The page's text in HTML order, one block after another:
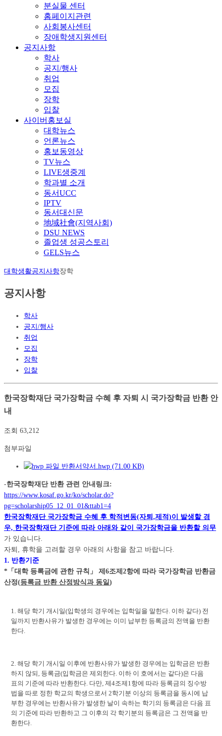
분실물 센터
홈페이지관련
사회봉사센터
장애학생지원센터
공지사항
학사
공지/행사
취업
모집
장학
입찰
사이버홍보실
대학뉴스
언론뉴스
홍보동영상
TV뉴스
LIVE생중계
학과별 소개
동서UCC
IPTV
동서대신문
地域社會(지역사회)
DSU NEWS
졸업생 성공스토리
GELS뉴스
대학생활공지사항장학
공지사항
학사
공지/행사
취업
모집
장학
입찰
한국장학재단 국가장학금 수혜 후 자퇴 시 국가장학금 반환 안
내
조회 63,212
첨부파일
반환서약서.hwp (71.00 KB)
-한국장학재단 반환 관련 안내링크:
https://www.kosaf.go.kr/ko/scholar.do?
pg=scholarship05_12_01_01&ttab1=4
한국장학재단 국가장학금 수혜 후 학적변동(자퇴,제적)이 발생할 경
우, 한국장학재단 기준에 따라 아래와 같이 국가장학금을 반환할 의무
가 있습니다.
자퇴, 휴학을 고려할 경우 아래의 사항을 참고 바랍니다.
1. 반환기준
*「대학 등록금에 관한 규칙」 제6조제2항에 따라 국가장학금 반환금
산정(등록금 반환 산정방식과 동일)
1. 해당 학기 개시일(입학생의 경우에는 입학일을 말한다. 이하 같다) 전
일까지 반환사유가 발생한 경우에는 이미 납부한 등록금의 전액을 반환
한다.
2. 해당 학기 개시일 이후에 반환사유가 발생한 경우에는 입학금은 반환
하지 않되, 등록금(입학금은 제외한다. 이하 이 호에서는 같다)은 다음
표의 기준에 따라 반환한다. 다만, 제4조제1항에 따라 등록금의 징수방
법을 따로 정한 학교의 학생으로서 2학기분 이상의 등록금을 동시에 납
부한 경우에는 반환사유가 발생한 날이 속하는 학기의 등록금은 다음 표
의 기준에 따라 반환하고 그 이후의 각 학기분의 등록금은 그 전액을 반
환한다.